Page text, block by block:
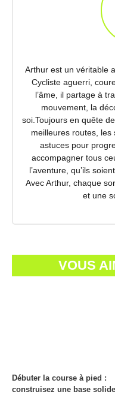
Arthur est un véritable
Cycliste aguerri,
l’âme, il partage à
mouvement, la
soi.Toujours en quête
meilleures routes, les
astuces pour
accompagner tous
l’aventure, qu’ils
Avec Arthur, chaque
et une
VOUS
Débuter la course à pied :
construisez une base solide